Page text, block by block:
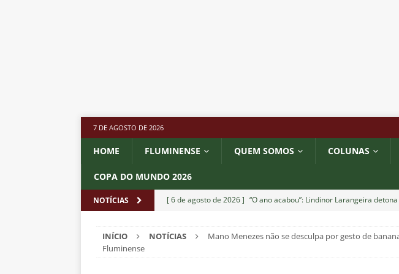
7 DE AGOSTO DE 2026
HOME FLUMINENSE QUEM SOMOS COLUNAS
COPA DO MUNDO 2026
NOTÍCIAS [ 6 de agosto de 2026 ] “O ano acabou”: Lindinor Larangeira
[ 6 de agosto de 2026 ] Jogadores do Fluminense se incomodam
INÍCIO NOTÍCIAS
Mano Menezes não se desculpa por gesto de
Fluminense